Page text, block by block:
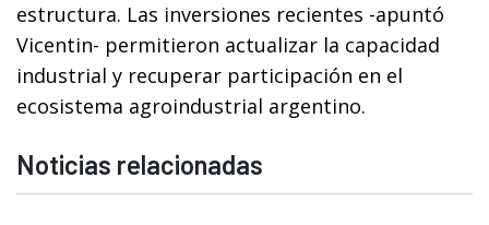
estructura. Las inversiones recientes -apuntó
Vicentin- permitieron actualizar la capacidad
industrial y recuperar participación en el
ecosistema agroindustrial argentino.
Noticias relacionadas